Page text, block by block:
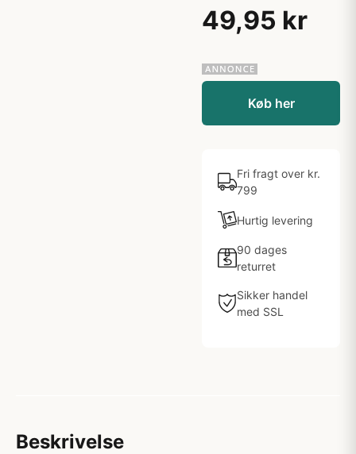
49,95 kr
Køb her
Fri fragt over kr.
799
Hurtig levering
90 dages
returret
Sikker handel
med SSL
Beskrivelse